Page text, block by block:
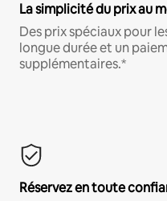
La simplicité du prix au
Des prix spéciaux pour
longue durée et un
supplémentaires.*
Réservez en toute